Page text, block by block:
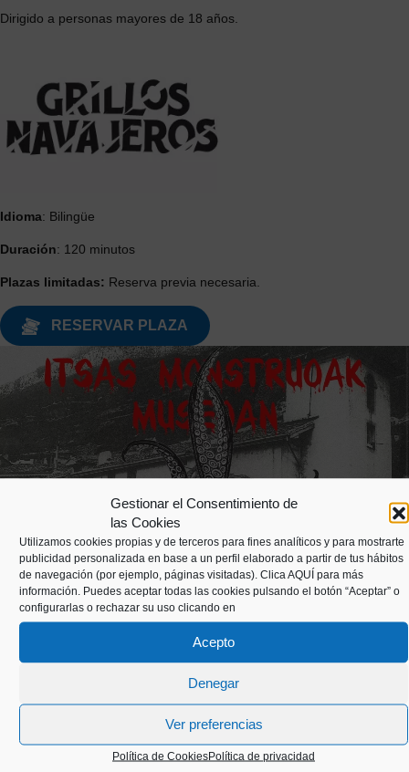
Gestionar el Consentimiento de
las Cookies
Utilizamos cookies propias y de terceros para fines analíticos y para mostrarte
publicidad personalizada en base a un perfil elaborado a partir de tus hábitos
de navegación (por ejemplo, páginas visitadas). Clica AQUÍ para más
información. Puedes aceptar todas las cookies pulsando el botón “Aceptar” o
configurarlas o rechazar su uso clicando en
Acepto
Denegar
Ver preferencias
Política de CookiesPolítica de privacidad
Dirigido a personas mayores de 18 años.
Idioma: Bilingüe
Duración: 120 minutos
Plazas limitadas: Reserva previa necesaria.
RESERVAR PLAZA